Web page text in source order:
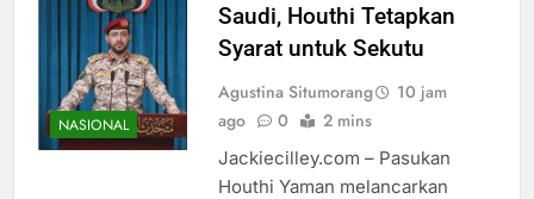
NASIONAL
Saudi, Houthi Tetapkan
Syarat untuk Sekutu
Agustina Situmorang
10 jam
ago
0 2 mins
Jackiecilley.com – Pasukan
Houthi Yaman melancarkan